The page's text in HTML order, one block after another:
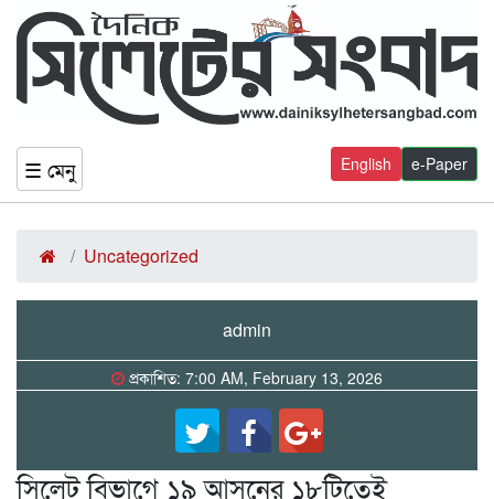
☰ মেনু e-Paper
English
Uncategorized
admin
প্রকাশিত: 7:00 AM, February 13, 2026
সিলেট বিভাগে ১৯ আসনের ১৮টিতেই